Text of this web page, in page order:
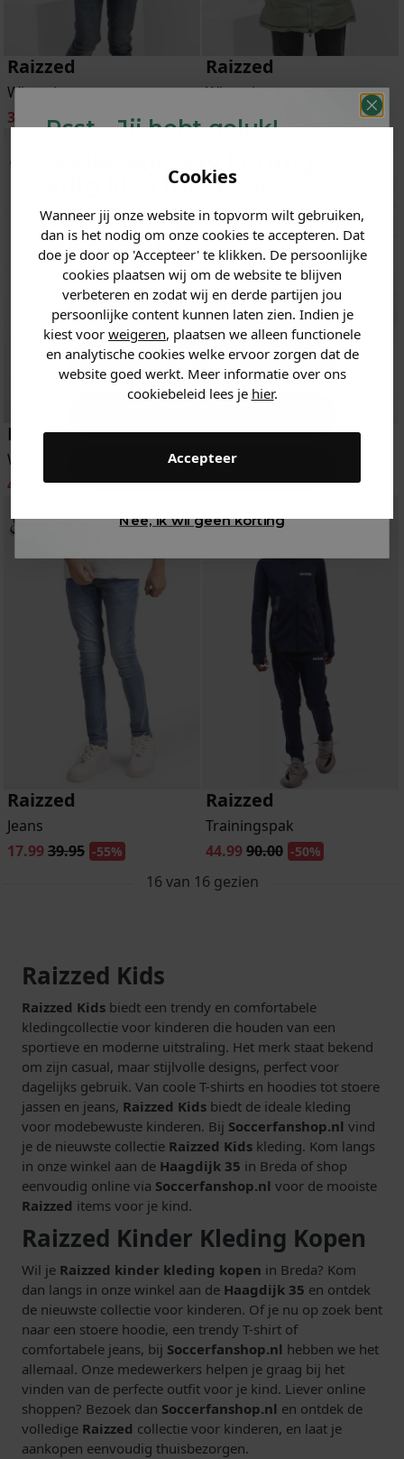
Cookies
Wanneer jij onze website in topvorm wilt gebruiken,
dan is het nodig om onze cookies te accepteren. Dat
doe je door op 'Accepteer' te klikken. De persoonlijke
cookies plaatsen wij om de website te blijven
verbeteren en zodat wij en derde partijen jou
persoonlijke content kunnen laten zien. Indien je
kiest voor weigeren, plaatsen we alleen functionele
en analytische cookies welke ervoor zorgen dat de
website goed werkt. Meer informatie over ons
cookiebeleid lees je hier.
Accepteer
Raizzed
Winterjas
39.99
79.95 -50%
Raizzed
Winterjas
44.99
89.95
Raizzed
Winterjas
44.9989.95 -50%
Raizzed
Korte Broek
17.9939.95 -55%
Raizzed
Jeans
17.9939.95 -55%
Raizzed
Trainingspak
44.9990.00 -50%
16 van 16 gezien
Raizzed Kids
Raizzed Kids biedt een trendy en comfortabele
kledingcollectie voor kinderen die houden van een
sportieve en moderne uitstraling. Het merk staat bekend
om zijn casual, maar stijlvolle designs, perfect voor
dagelijks gebruik. Van coole T-shirts en hoodies tot stoere
jassen en jeans, Raizzed Kids biedt de ideale kleding
voor modebewuste kinderen. Bij Soccerfanshop.nl vind
je de nieuwste collectie Raizzed Kids kleding. Kom langs
in onze winkel aan de Haagdijk 35 in Breda of shop
eenvoudig online via Soccerfanshop.nl voor de mooiste
Raizzed items voor je kind.
Raizzed Kinder Kleding Kopen
Wil je Raizzed kinder kleding kopen in Breda? Kom
dan langs in onze winkel aan de Haagdijk 35 en ontdek
de nieuwste collectie voor kinderen. Of je nu op zoek bent
naar een stoere hoodie, een trendy T-shirt of
comfortabele jeans, bij Soccerfanshop.nl hebben we het
allemaal. Onze medewerkers helpen je graag bij het
vinden van de perfecte outfit voor je kind. Liever online
shoppen? Bezoek dan Soccerfanshop.nl en ontdek de
volledige Raizzed collectie voor kinderen, en laat je
aankopen eenvoudig thuisbezorgen.
Psst... Jij hebt geluk!
Welke mystery
krijg jij? (Tot-30%
Vertel ons waar je naar op
zoek bent. 👇
Heren kleding
Dames kleding
Gewoon rondkijken
Nee, ik wil geen korting